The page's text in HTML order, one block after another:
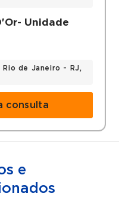
Unidade
Rio de Janeiro - RJ,
consulta
e